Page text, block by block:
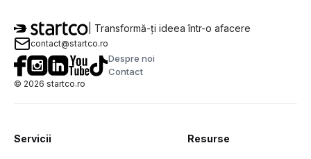
| Transformă-ți ideea într-o afacere
contact@startco.ro
Despre noi
Contact
© 2026 startco.ro
Servicii Resurse